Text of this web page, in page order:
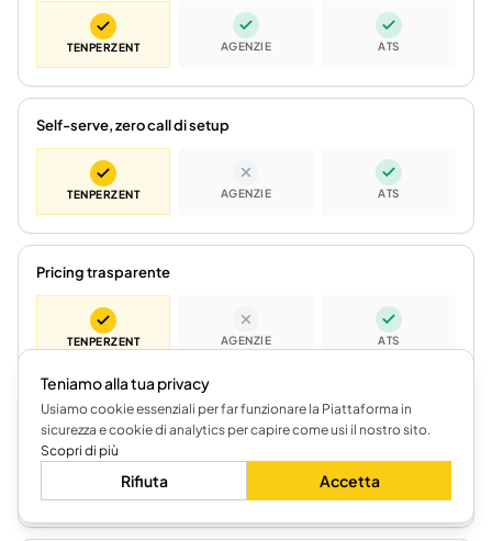
TENPERZENT AGENZIE ATS
Self-serve, zero call di setup
TENPERZENT AGENZIE ATS
Pricing trasparente
TENPERZENT AGENZIE ATS
Costo per assunzione sotto €1
TENPERZENT ATS
Teniamo alla tua privacy
Usiamo cookie essenziali per far funzionare la Piattaforma in
sicurezza e cookie di analytics per capire come usi il nostro sito.
Scopri di più
Rifiuta Accetta